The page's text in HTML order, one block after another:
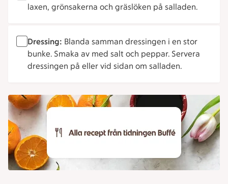
laxen, grönsakerna och gräslöken på salladen.
Dressing: Blanda samman dressingen i en stor
bunke. Smaka av med salt och peppar. Servera
dressingen på eller vid sidan om salladen.